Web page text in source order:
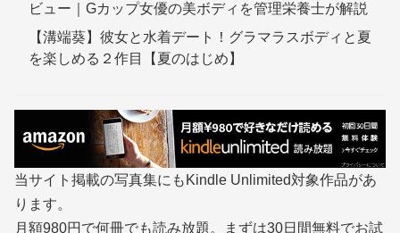
ビュー｜Gカップ女優の美ボディを管理栄養士が解説
【溝端葵】彼女と水着デート！グラマラスボディと夏
を楽しめる２作目【夏のはじめ】
当サイト掲載の写真集にもKindle Unlimited対象作品があ
ります。
月額980円で何冊でも読み放題。まずは30日間無料でお試